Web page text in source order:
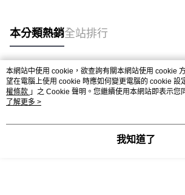
本分類熱銷全站排行
熱門標籤
本網站中使用 cookie，欲查詢有關本網站使用 cookie
望在電腦上使用 cookie 時應如何變更電腦的 cookie 設
權條款 」之 Cookie 聲明。您繼續使用本網站即表示您
用條款之 Cookie 聲明使用 cookie。
了解更多 >
我知道了